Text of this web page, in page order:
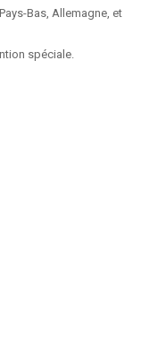
Bas, Allemagne, et
spéciale.